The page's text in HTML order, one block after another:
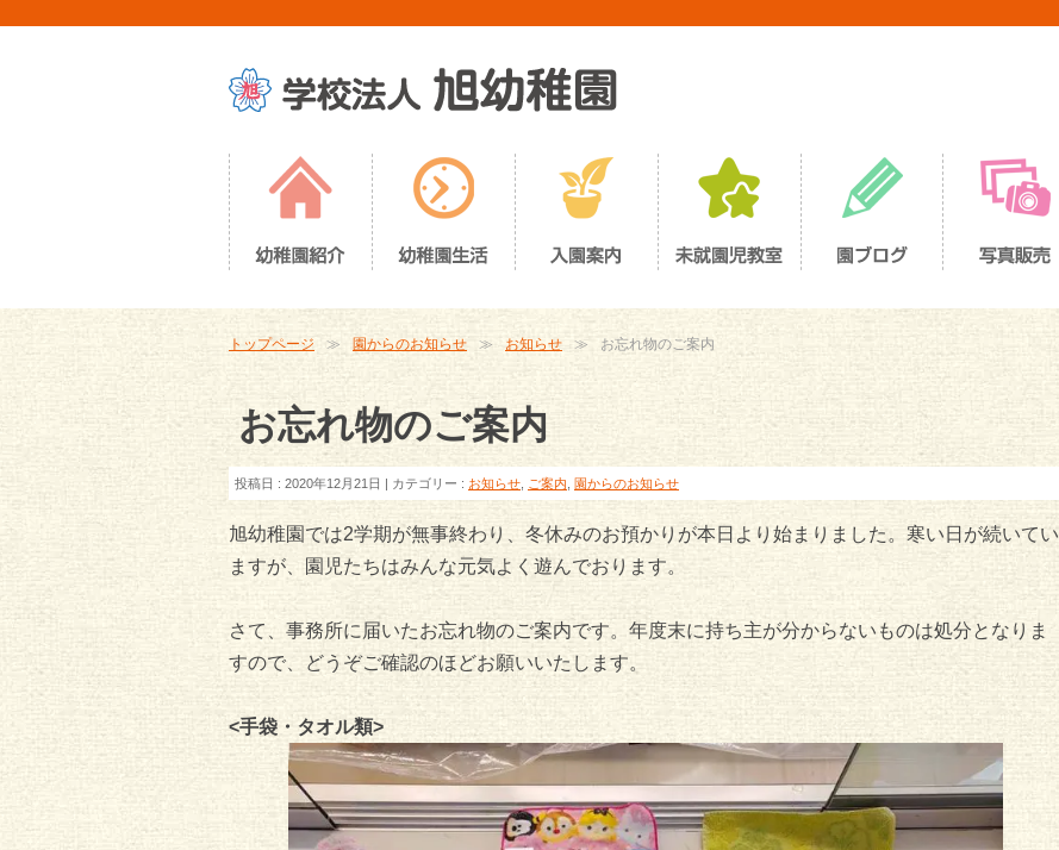
トップページ 園からのお知らせ お知らせ お忘れ物のご案内
お忘れ物のご案内
投稿日 : 2020年12月21日 | カテゴリー : お知らせ ご案内 園からのお知らせ
旭幼稚園では2学期が無事終わり、冬休みのお預かりが本日より始まりました。寒い日が続いてい
ますが、園児たちはみんな元気よく遊んでおります。
さて、事務所に届いたお忘れ物のご案内です。年度末に持ち主が分からないものは処分となりま
すので、どうぞご確認のほどお願いいたします。
<手袋・タオル類>